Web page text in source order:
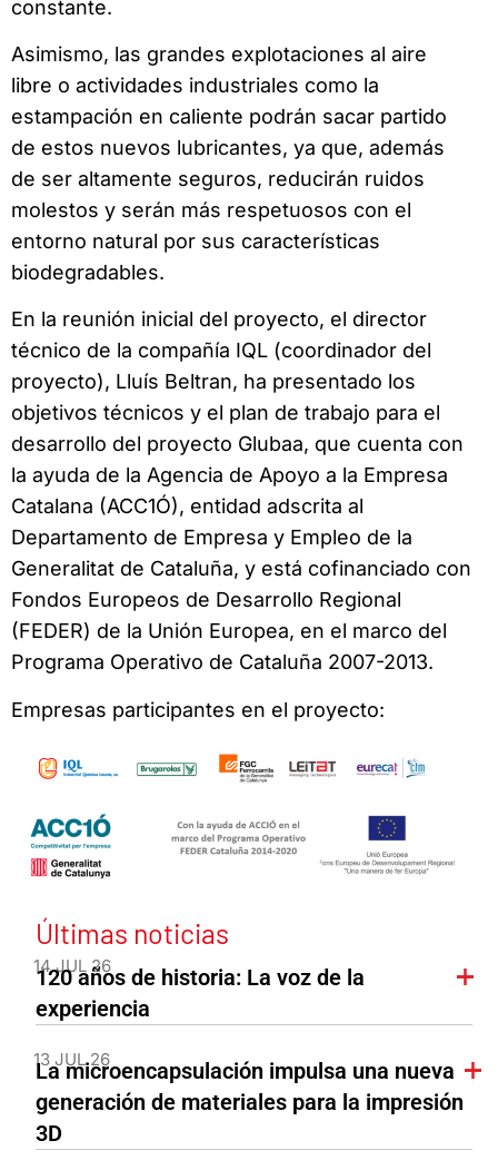
constante.
Asimismo, las grandes explotaciones al aire
libre o actividades industriales como la
estampación en caliente podrán sacar partido
de estos nuevos lubricantes, ya que, además
de ser altamente seguros, reducirán ruidos
molestos y serán más respetuosos con el
entorno natural por sus características
biodegradables.
En la reunión inicial del proyecto, el director
técnico de la compañía IQL (coordinador del
proyecto), Lluís Beltran, ha presentado los
objetivos técnicos y el plan de trabajo para el
desarrollo del proyecto Glubaa, que cuenta con
la ayuda de la Agencia de Apoyo a la Empresa
Catalana (ACC1Ó), entidad adscrita al
Departamento de Empresa y Empleo de la
Generalitat de Cataluña, y está cofinanciado con
Fondos Europeos de Desarrollo Regional
(FEDER) de la Unión Europea, en el marco del
Programa Operativo de Cataluña 2007-2013.
Empresas participantes en el proyecto:
Últimas noticias
14 JUL 26
120 años de historia: La voz de la
experiencia
13 JUL 26
La microencapsulación impulsa una nueva
generación de materiales para la impresión
3D